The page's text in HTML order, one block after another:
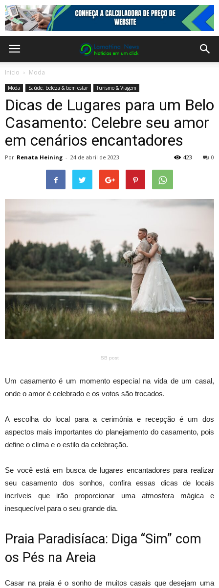
Inicio Moda
Moda Saúde, beleza & bem estar Turismo & Viagem
Dicas de Lugares para um Belo
Casamento: Celebre seu amor
em cenários encantadores
Por Renata Heining - 24 de abril de 2023 0
423
SB post
Um casamento é um momento especial na vida de um casal,
onde o amor é celebrado e os votos são trocados.
A escolha do local para a cerimônia e recepção é um dos
aspectos mais importantes do planejamento do casamento, pois
define o clima e o estilo da celebração.
Se você está em busca de lugares encantadores para realizar
seu casamento dos sonhos, confira essas dicas de locais
incríveis que irão proporcionar uma atmosfera mágica e
inesquecível para o seu grande dia.
Praia Paradisíaca: Diga “Sim” com
os Pés na Areia
Casar na praia é o sonho de muitos casais que desejam uma